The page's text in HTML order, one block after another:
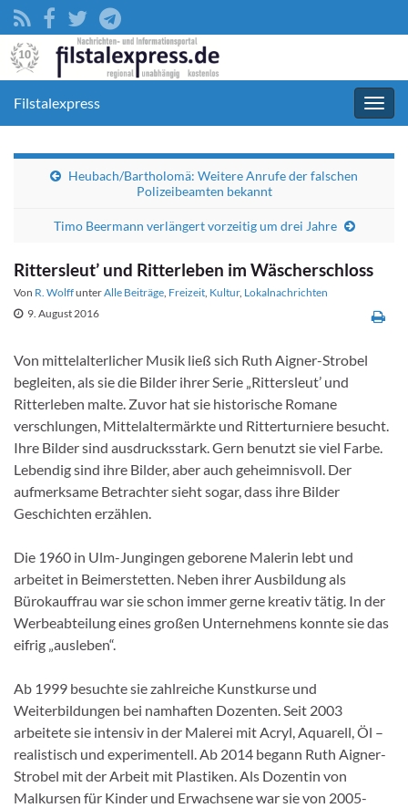
Filstalexpress
Heubach/Bartholomä: Weitere Anrufe der falschen
Polizeibeamten bekannt
Timo Beermann verlängert vorzeitig um drei Jahre
Rittersleut’ und Ritterleben im Wäscherschloss
Von R. WolffunterAlle Beiträge, Freizeit, Kultur, Lokalnachrichten
9. August 2016
Von mittelalterlicher Musik ließ sich Ruth Aigner-Strobel
begleiten, als sie die Bilder ihrer Serie „Rittersleut’ und
Ritterleben malte. Zuvor hat sie historische Romane
verschlungen, Mittelaltermärkte und Ritterturniere besucht.
Ihre Bilder sind ausdrucksstark. Gern benutzt sie viel Farbe.
Lebendig sind ihre Bilder, aber auch geheimnisvoll. Der
aufmerksame Betrachter sieht sogar, dass ihre Bilder
Geschichten erzählen.
Die 1960 in Ulm-Jungingen geborene Malerin lebt und
arbeitet in Beimerstetten. Neben ihrer Ausbildung als
Bürokauffrau war sie schon immer gerne kreativ tätig. In der
Werbeabteilung eines großen Unternehmens konnte sie das
eifrig „ausleben“.
Ab 1999 besuchte sie zahlreiche Kunstkurse und
Weiterbildungen bei namhaften Dozenten. Seit 2003
arbeitete sie intensiv in der Malerei mit Acryl, Aquarell, Öl –
realistisch und experimentell. Ab 2014 begann Ruth Aigner-
Strobel mit der Arbeit mit Plastiken. Als Dozentin von
Malkursen für Kinder und Erwachsene war sie von 2005-